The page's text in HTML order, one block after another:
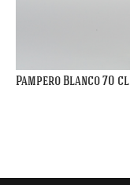
Pampero Blanco 70 cl